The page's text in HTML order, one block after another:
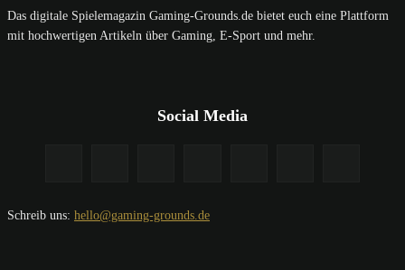
Das digitale Spielemagazin Gaming-Grounds.de bietet euch eine Plattform
mit hochwertigen Artikeln über Gaming, E-Sport und mehr.
Social Media
Schreib uns: hello@gaming-grounds.de